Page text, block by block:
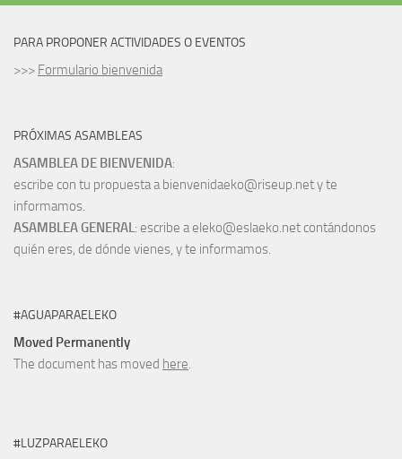
PARA PROPONER ACTIVIDADES O EVENTOS
>>> Formulario bienvenida
PRÓXIMAS ASAMBLEAS
ASAMBLEA DE BIENVENIDA:
escribe con tu propuesta a bienvenidaeko@riseup.net y te
informamos.
ASAMBLEA GENERAL: escribe a eleko@eslaeko.net contándonos
quién eres, de dónde vienes, y te informamos.
#AGUAPARAELEKO
Moved Permanently
The document has moved here.
#LUZPARAELEKO